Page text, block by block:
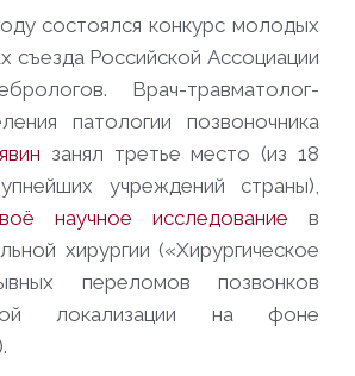
состоялся конкурс молодых
съезда Российской Ассоциации
Врач-травматолог-
патологии позвоночника
занял третье место (из 18
учреждений страны),
научное исследование в
хирургии («Хирургическое
переломов позвонков
локализации на фоне